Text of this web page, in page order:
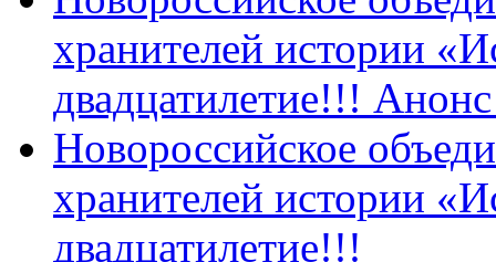
хранителей истории
двадцатилетие!!!
Новороссийское
хранителей истории
двадцатилетие!!!